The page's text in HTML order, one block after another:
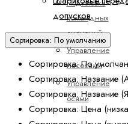
командных
значений
Управление
насосами
Управление
осями
допусков
Сортировка: По умолчанию
Сортировка: По
Сортировка: Название
Сортировка: Название
Сортировка: Цена